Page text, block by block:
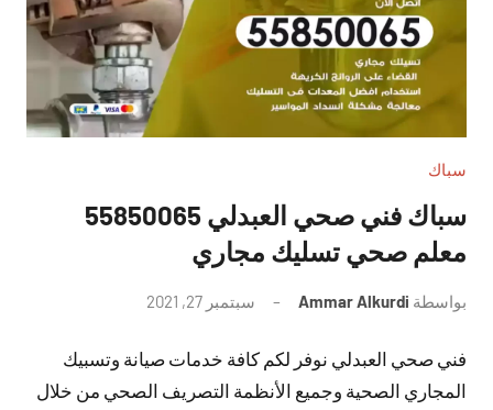
سباك
سباك فني صحي العبدلي 55850065
معلم صحي تسليك مجاري
بواسطة Ammar Alkurdi سبتمبر 27, 2021
تعليقات
فني صحي العبدلي نوفر لكم كافة خدمات صيانة وتسبيك
المجاري الصحية وجميع الأنظمة التصريف الصحي من خلال